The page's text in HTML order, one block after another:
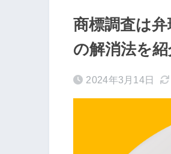
商標調査は
の解消法を
2024年3月14日